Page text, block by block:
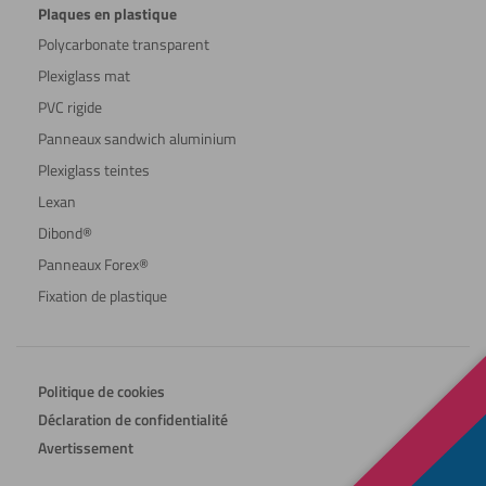
Plaques en plastique
Polycarbonate transparent
Plexiglass mat
PVC rigide
Panneaux sandwich aluminium
Plexiglass teintes
Lexan
Dibond®
Panneaux Forex®
Fixation de plastique
Politique de cookies
Déclaration de confidentialité
Avertissement